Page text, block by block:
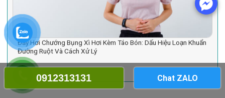
Đầy Hơi Chướng Bụng Xì Hơi Kèm Táo Bón: Dấu Hiệu Loạn Khuẩn
Đường Ruột Và Cách Xử Lý
0912313131 Chat ZALO